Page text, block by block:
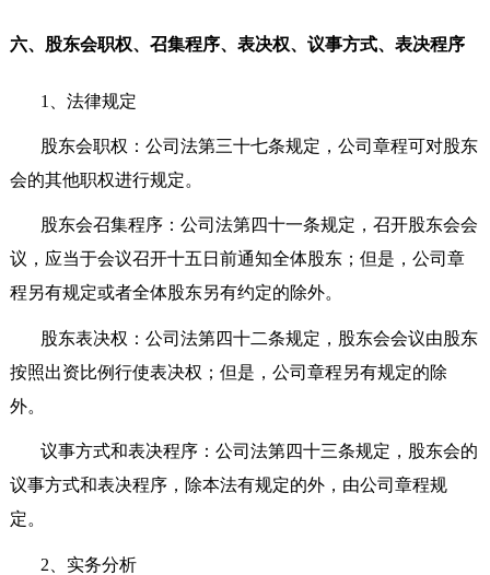
六、股东会职权、召集程序、表决权、议事方式、表决程序
1 、法律规定
股东会职权：公司法第三十七条规定，公司章程可对股东
会的其他职权进行规定。
股东会召集程序：公司法第四十一条规定，召开股东会会
议，应当于会议召开十五日前通知全体股东；但是，公司章
程另有规定或者全体股东另有约定的除外。
股东表决权：公司法第四十二条规定，股东会会议由股东
按照出资比例行使表决权；但是，公司章程另有规定的除
外。
议事方式和表决程序：公司法第四十三条规定，股东会的
议事方式和表决程序，除本法有规定的外，由公司章程规
定。
2 、实务分析